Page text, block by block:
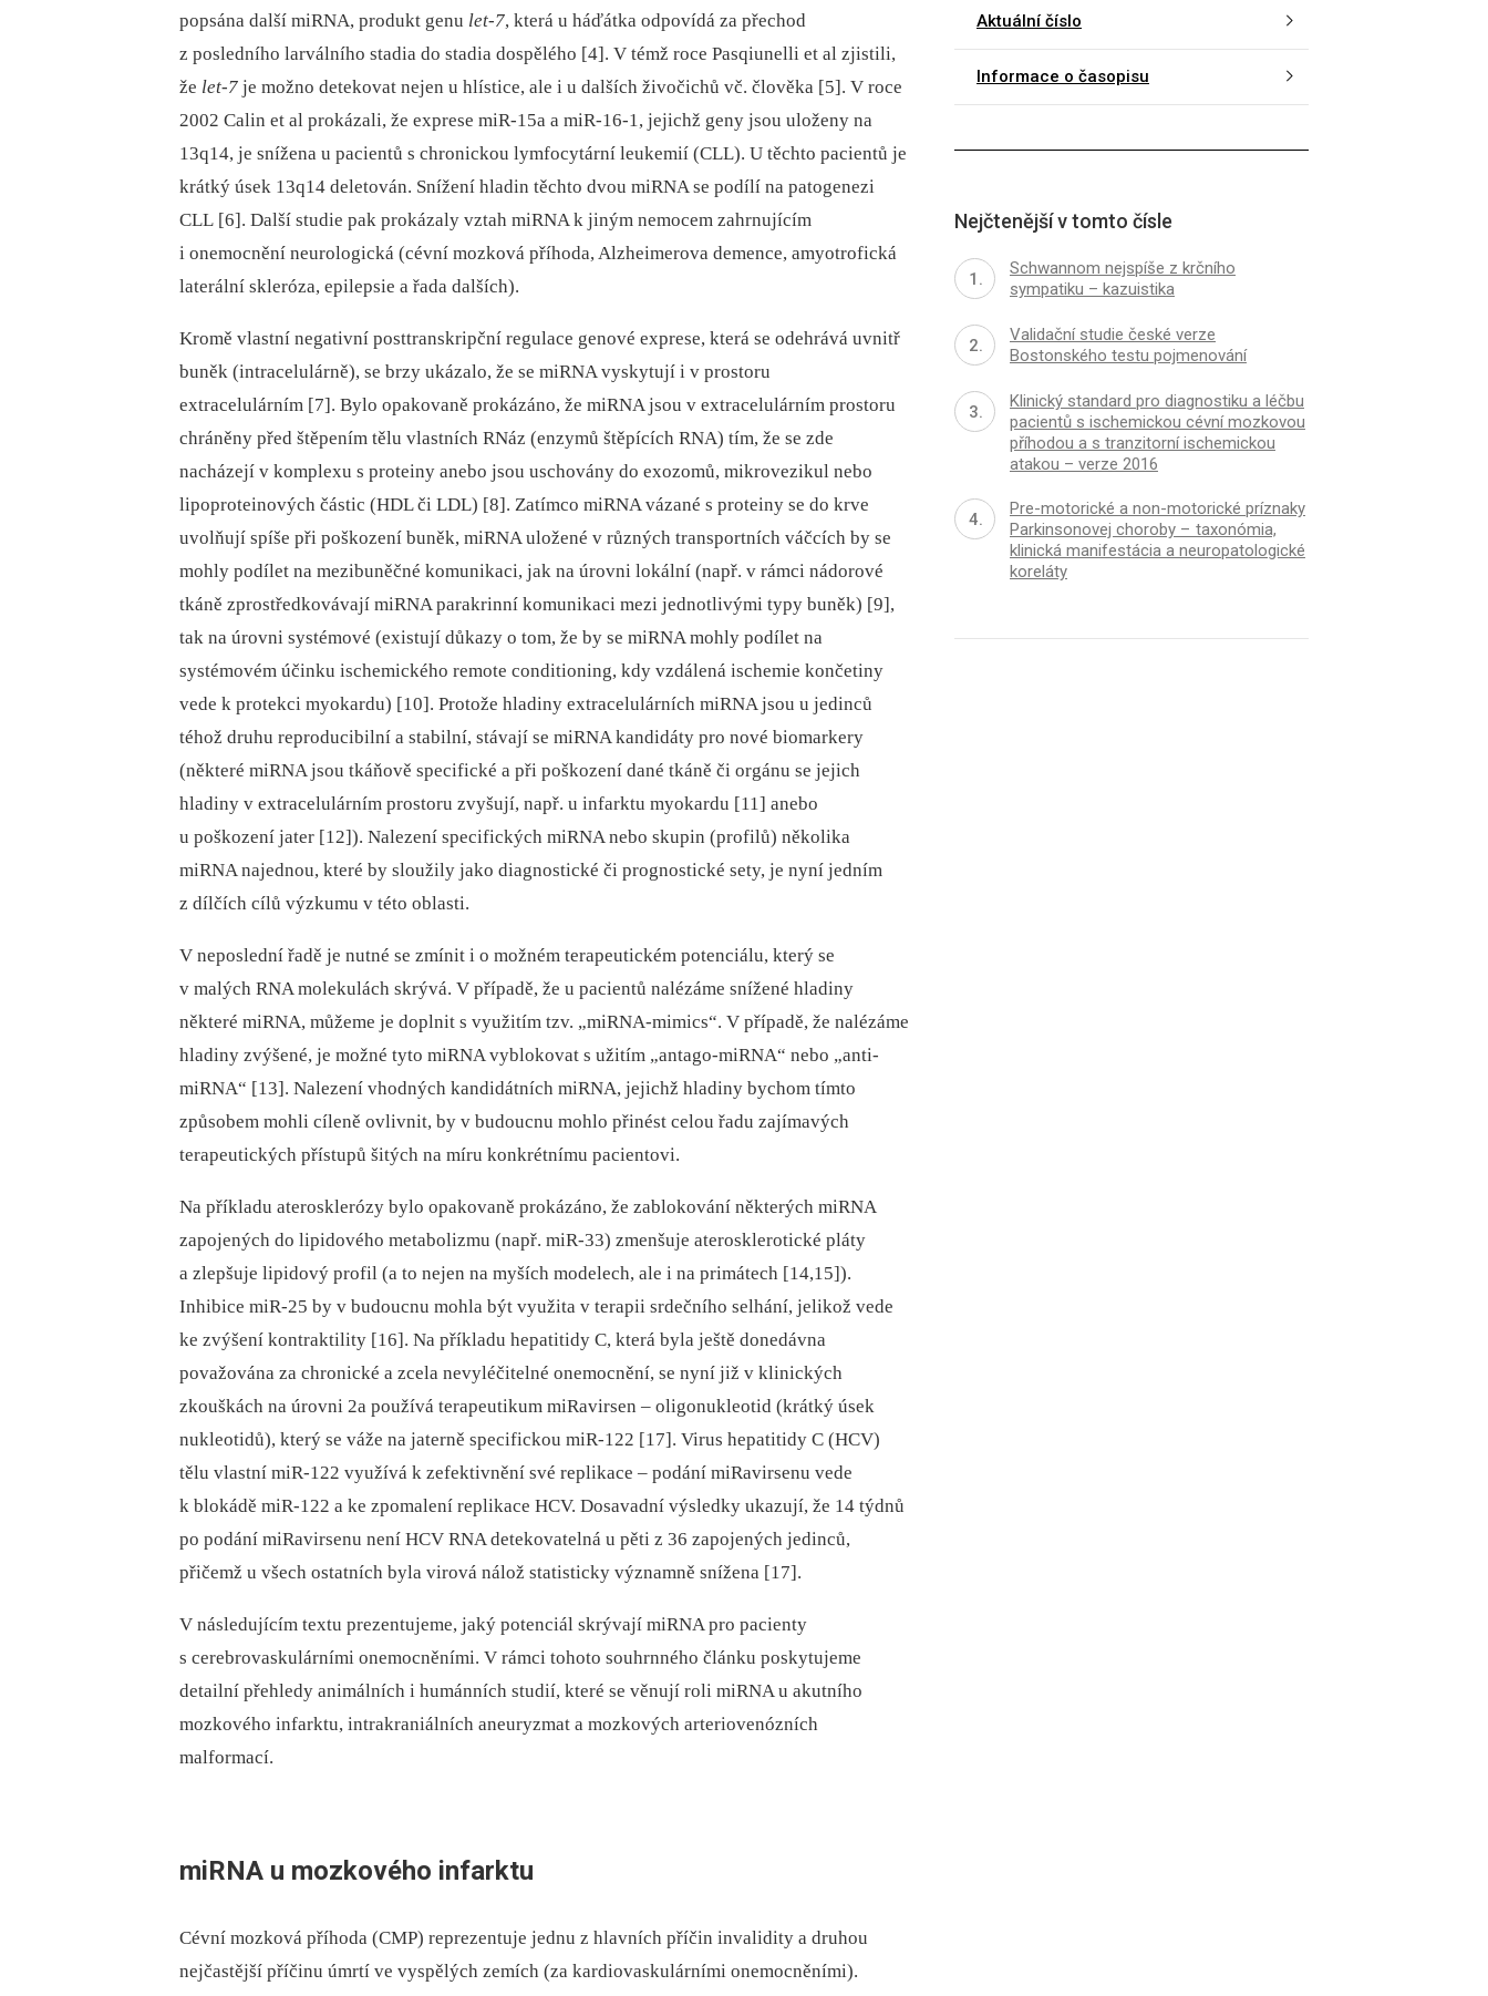
popsána další miRNA, produkt genu let-7, která u háďátka odpovídá za přechod
z posledního larválního stadia do stadia dospělého [4]. V témž roce Pasqiunelli et al zjistili,
že let-7 je možno detekovat nejen u hlístice, ale i u dalších živočichů vč. člověka [5]. V roce
2002 Calin et al prokázali, že exprese miR-15a a miR-16-1, jejichž geny jsou uloženy na
13q14, je snížena u pacientů s chronickou lymfocytární leukemií (CLL). U těchto pacientů je
krátký úsek 13q14 deletován. Snížení hladin těchto dvou miRNA se podílí na patogenezi
CLL [6]. Další studie pak prokázaly vztah miRNA k jiným nemocem zahrnujícím
i onemocnění neurologická (cévní mozková příhoda, Alzheimerova demence, amyotrofická
laterální skleróza, epilepsie a řada dalších).
Kromě vlastní negativní posttranskripční regulace genové exprese, která se odehrává uvnitř
buněk (intracelulárně), se brzy ukázalo, že se miRNA vyskytují i v prostoru
extracelulárním [7]. Bylo opakovaně prokázáno, že miRNA jsou v extracelulárním prostoru
chráněny před štěpením tělu vlastních RNáz (enzymů štěpících RNA) tím, že se zde
nacházejí v komplexu s proteiny anebo jsou uschovány do exozomů, mikrovezikul nebo
lipoproteinových částic (HDL či LDL) [8]. Zatímco miRNA vázané s proteiny se do krve
uvolňují spíše při poškození buněk, miRNA uložené v různých transportních váčcích by se
mohly podílet na mezibuněčné komunikaci, jak na úrovni lokální (např. v rámci nádorové
tkáně zprostředkovávají miRNA parakrinní komunikaci mezi jednotlivými typy buněk) [9],
tak na úrovni systémové (existují důkazy o tom, že by se miRNA mohly podílet na
systémovém účinku ischemického remote conditioning, kdy vzdálená ischemie končetiny
vede k protekci myokardu) [10]. Protože hladiny extracelulárních miRNA jsou u jedinců
téhož druhu reproducibilní a stabilní, stávají se miRNA kandidáty pro nové biomarkery
(některé miRNA jsou tkáňově specifické a při poškození dané tkáně či orgánu se jejich
hladiny v extracelulárním prostoru zvyšují, např. u infarktu myokardu [11] anebo
u poškození jater [12]). Nalezení specifických miRNA nebo skupin (profilů) několika
miRNA najednou, které by sloužily jako diagnostické či prognostické sety, je nyní jedním
z dílčích cílů výzkumu v této oblasti.
V neposlední řadě je nutné se zmínit i o možném terapeutickém potenciálu, který se
v malých RNA molekulách skrývá. V případě, že u pacientů nalézáme snížené hladiny
některé miRNA, můžeme je doplnit s využitím tzv. „miRNA-mimics“. V případě, že nalézáme
hladiny zvýšené, je možné tyto miRNA vyblokovat s užitím „antago-miRNA“ nebo „anti-
miRNA“ [13]. Nalezení vhodných kandidátních miRNA, jejichž hladiny bychom tímto
způsobem mohli cíleně ovlivnit, by v budoucnu mohlo přinést celou řadu zajímavých
terapeutických přístupů šitých na míru konkrétnímu pacientovi.
Na příkladu aterosklerózy bylo opakovaně prokázáno, že zablokování některých miRNA
zapojených do lipidového metabolizmu (např. miR-33) zmenšuje aterosklerotické pláty
a zlepšuje lipidový profil (a to nejen na myších modelech, ale i na primátech [14,15]).
Inhibice miR-25 by v budoucnu mohla být využita v terapii srdečního selhání, jelikož vede
ke zvýšení kontraktility [16]. Na příkladu hepatitidy C, která byla ještě donedávna
považována za chronické a zcela nevyléčitelné onemocnění, se nyní již v klinických
zkouškách na úrovni 2a používá terapeutikum miRavirsen –⁠ oligonukleotid (krátký úsek
nukleotidů), který se váže na jaterně specifickou miR-122 [17]. Virus hepatitidy C (HCV)
tělu vlastní miR-122 využívá k zefektivnění své replikace –⁠ podání miRavirsenu vede
k blokádě miR-122 a ke zpomalení replikace HCV. Dosavadní výsledky ukazují, že 14 týdnů
po podání miRavirsenu není HCV RNA detekovatelná u pěti z 36 zapojených jedinců,
přičemž u všech ostatních byla virová nálož statisticky významně snížena [17].
V následujícím textu prezentujeme, jaký potenciál skrývají miRNA pro pacienty
s cerebrovaskulárními onemocněními. V rámci tohoto souhrnného článku poskytujeme
detailní přehledy animálních i humánních studií, které se věnují roli miRNA u akutního
mozkového infarktu, intrakraniálních aneuryzmat a mozkových arteriovenózních
malformací.
miRNA u mozkového infarktu
Cévní mozková příhoda (CMP) reprezentuje jednu z hlavních příčin invalidity a druhou
nejčastější příčinu úmrtí ve vyspělých zemích (za kardiovaskulárními onemocněními).
Aktuální číslo
Informace o časopisu
Nejčtenější v tomto čísle
Schwannom nejspíše z krčního
sympatiku – kazuistika
Validační studie české verze
Bostonského testu pojmenování
Klinický standard pro diagnostiku a léčbu
pacientů s ischemickou cévní mozkovou
příhodou a s tranzitorní ischemickou
atakou – verze 2016
Pre-motorické a non-motorické príznaky
Parkinsonovej choroby – taxonómia,
klinická manifestácia a neuropatologické
koreláty